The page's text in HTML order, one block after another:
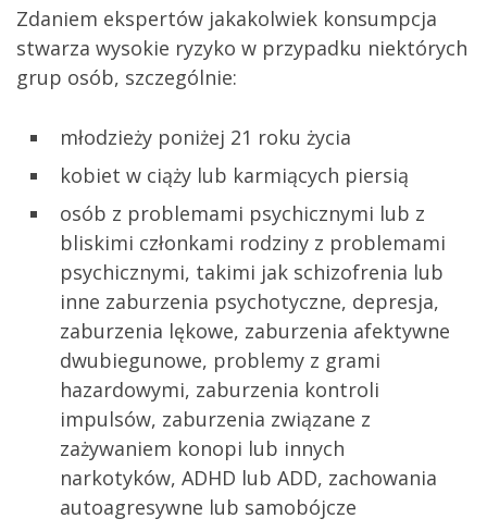
Zdaniem ekspertów jakakolwiek konsumpcja
stwarza wysokie ryzyko w przypadku niektórych
grup osób, szczególnie:
młodzieży poniżej 21 roku życia
kobiet w ciąży lub karmiących piersią
osób z problemami psychicznymi lub z
bliskimi członkami rodziny z problemami
psychicznymi, takimi jak schizofrenia lub
inne zaburzenia psychotyczne, depresja,
zaburzenia lękowe, zaburzenia afektywne
dwubiegunowe, problemy z grami
hazardowymi, zaburzenia kontroli
impulsów, zaburzenia związane z
zażywaniem konopi lub innych
narkotyków, ADHD lub ADD, zachowania
autoagresywne lub samobójcze